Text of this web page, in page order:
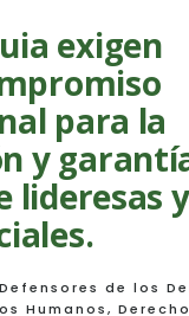
exigen
para la
y
lideresas y
Defensores de los
Humanos,